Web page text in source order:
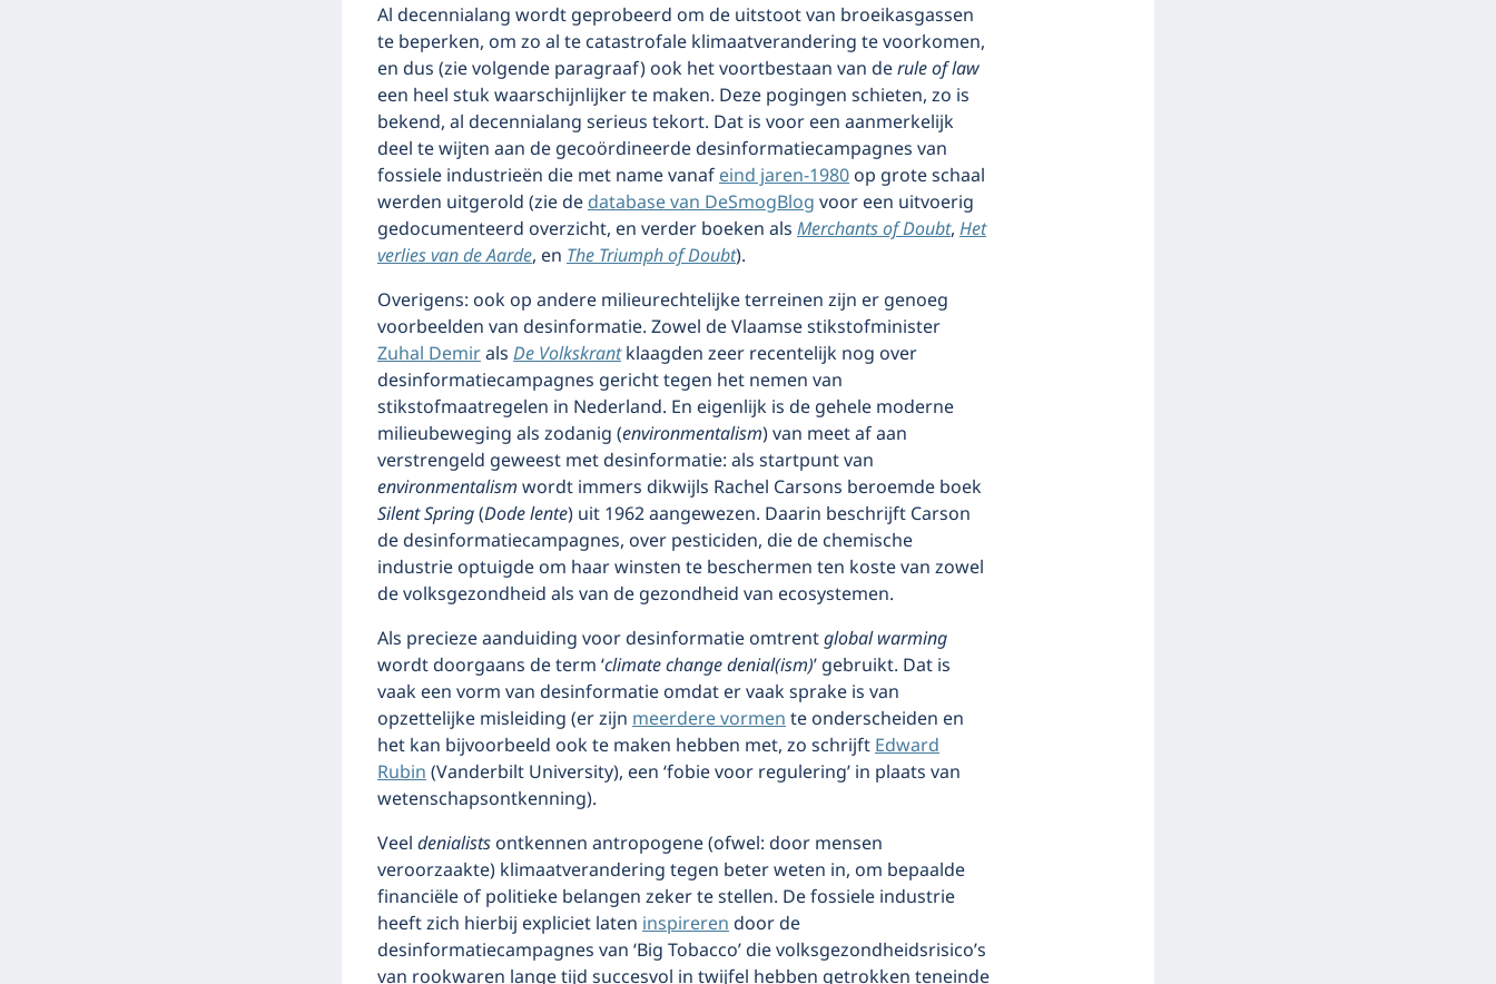
Al decennialang wordt geprobeerd om de uitstoot van broeikasgassen
te beperken, om zo al te catastrofale klimaatverandering te voorkomen,
en dus (zie volgende paragraaf) ook het voortbestaan van derule of law
een heel stuk waarschijnlijker te maken. Deze pogingen schieten, zo is
bekend, al decennialang serieus tekort. Dat is voor een aanmerkelijk
deel te wijten aan de gecoördineerde desinformatiecampagnes van
fossiele industrieën die met name vanafeind jaren-1980op grote schaal
werden uitgerold (zie dedatabase van DeSmogBlogvoor een uitvoerig
gedocumenteerd overzicht, en verder boeken alsMerchants of Doubt,Het
verlies van de Aarde, enThe Triumph of Doubt).
Overigens: ook op andere milieurechtelijke terreinen zijn er genoeg
voorbeelden van desinformatie. Zowel de Vlaamse stikstofminister
Zuhal DemiralsDe Volkskrantklaagden zeer recentelijk nog over
desinformatiecampagnes gericht tegen het nemen van
stikstofmaatregelen in Nederland. En eigenlijk is de gehele moderne
milieubeweging als zodanig (environmentalism) van meet af aan
verstrengeld geweest met desinformatie: als startpunt van
environmentalismwordt immers dikwijls Rachel Carsons beroemde boek
Silent Spring(Dode lente) uit 1962 aangewezen. Daarin beschrijft Carson
de desinformatiecampagnes, over pesticiden, die de chemische
industrie optuigde om haar winsten te beschermen ten koste van zowel
de volksgezondheid als van de gezondheid van ecosystemen.
Als precieze aanduiding voor desinformatie omtrentglobal warming
wordt doorgaans de term ‘climate change denial(ism)’ gebruikt. Dat is
vaak een vorm van desinformatie omdat er vaak sprake is van
opzettelijke misleiding (er zijnmeerdere vormente onderscheiden en
het kan bijvoorbeeld ook te maken hebben met, zo schrijftEdward
Rubin(Vanderbilt University), een ‘fobie voor regulering’ in plaats van
wetenschapsontkenning).
Veeldenialistsontkennen antropogene (ofwel: door mensen
veroorzaakte) klimaatverandering tegen beter weten in, om bepaalde
financiële of politieke belangen zeker te stellen. De fossiele industrie
heeft zich hierbij expliciet lateninspirerendoor de
desinformatiecampagnes van ‘Big Tobacco’ die volksgezondheidsrisico’s
van rookwaren lange tijd succesvol in twijfel hebben getrokken teneinde